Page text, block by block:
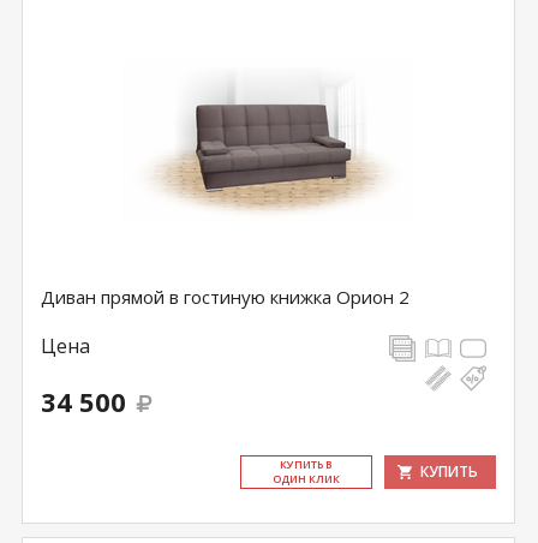
Диван прямой в гостиную книжка Орион 2
Цена
34 500
КУ­ПИТЬ В
ОДИН КЛИК
КУПИТЬ